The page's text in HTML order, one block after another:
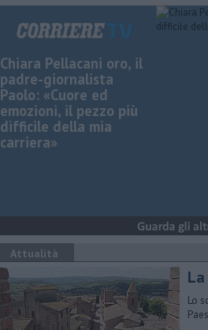
Chiara Pellacani oro, il
padre-giornalista
Paolo: «Cuore ed
emozioni, il pezzo più
difficile della mia
carriera»
Attualità
Lo